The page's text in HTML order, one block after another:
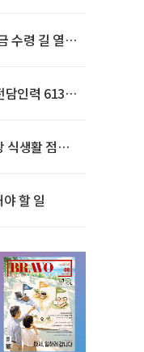
수령 길 열린
담인력 613명
식생활 점수
할 일